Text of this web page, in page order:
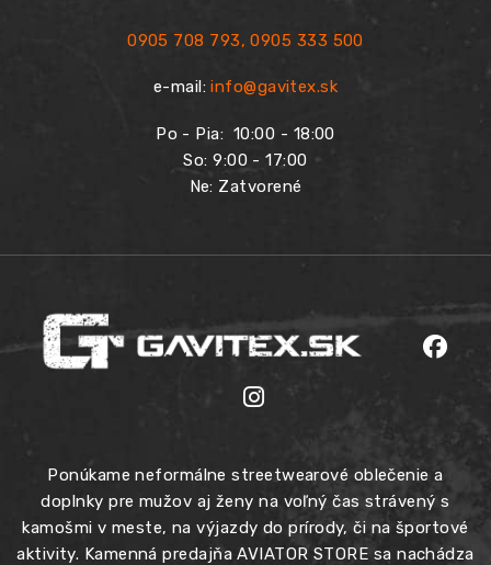
0905 708 793,0905 333 500
e-mail:info@gavitex.sk
Po - Pia:10:00 - 18:00
So: 9:00 - 17:00
Ne: Zatvorené
Ponúkame neformálne streetwearové oblečenie a
doplnky pre mužov aj ženy na voľný čas strávený s
kamošmi v meste, na výjazdy do prírody, či na športové
aktivity. Kamenná predajňa AVIATOR STORE sa nachádza